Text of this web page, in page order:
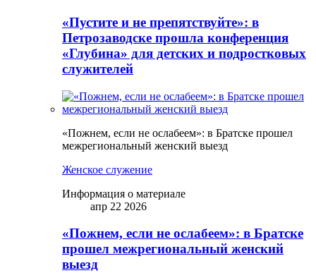
«Пустите и не препятствуйте»: в
Петрозаводске прошла конференция
«Глубина» для детских и подростковых
служителей
«Пожнем, если не ослабеем»: в Братске прошел
межрегиональный женский выезд
Женское служение
Информация о материале
апр 22 2026
«Пожнем, если не ослабеем»: в Братске
прошел межрегиональный женский
выезд